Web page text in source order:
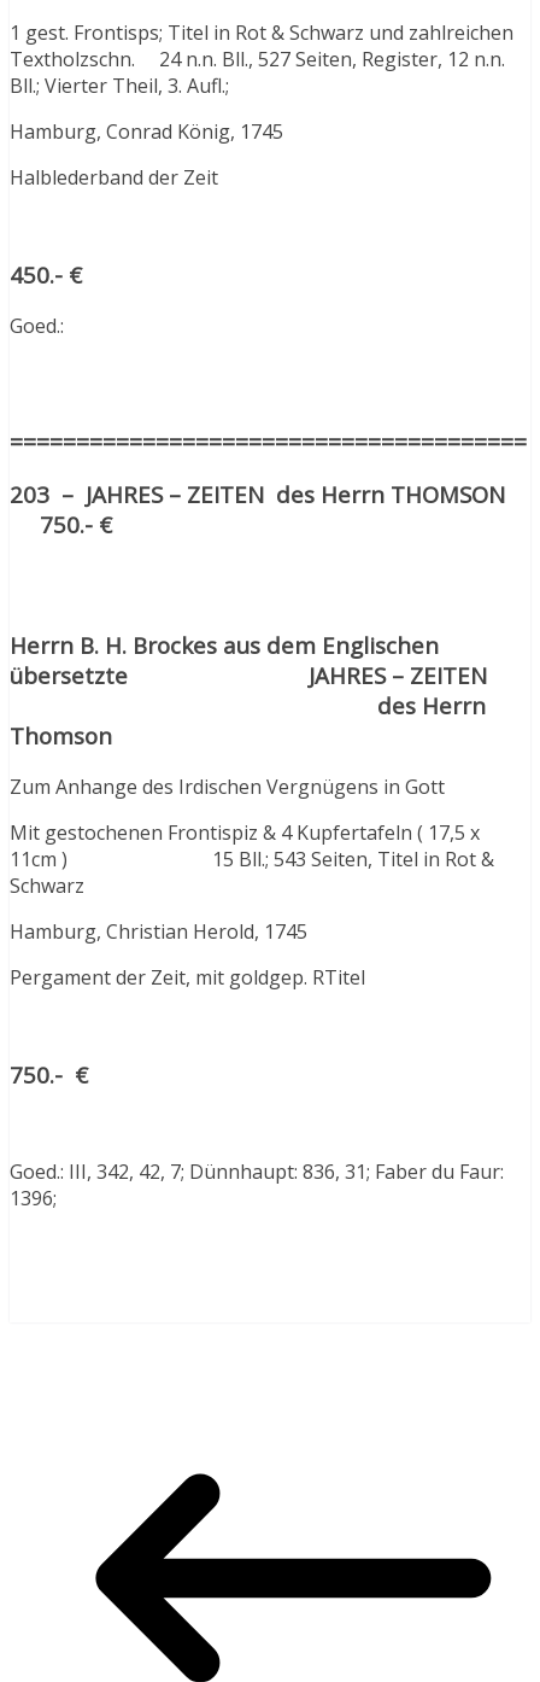
1 gest. Frontisps; Titel in Rot & Schwarz und zahlreichen
Textholzschn. 24 n.n. Bll., 527 Seiten, Register, 12 n.n.
Bll.; Vierter Theil, 3. Aufl.;
Hamburg, Conrad König, 1745
Halblederband der Zeit
450.- €
Goed.:
=======================================
203 – JAHRES – ZEITEN des Herrn THOMSON
750.- €
Herrn B. H. Brockes aus dem Englischen
übersetzte JAHRES – ZEITEN
des Herrn
Thomson
Zum Anhange des Irdischen Vergnügens in Gott
Mit gestochenen Frontispiz & 4 Kupfertafeln ( 17,5 x
11cm ) 15 Bll.; 543 Seiten, Titel in Rot &
Schwarz
Hamburg, Christian Herold, 1745
Pergament der Zeit, mit goldgep. RTitel
750.- €
Goed.: III, 342, 42, 7; Dünnhaupt: 836, 31; Faber du Faur:
1396;